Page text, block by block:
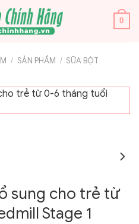
0
/ SẢN PHẨM / SỮA BỘT
sung cho trẻ từ
Stage 1